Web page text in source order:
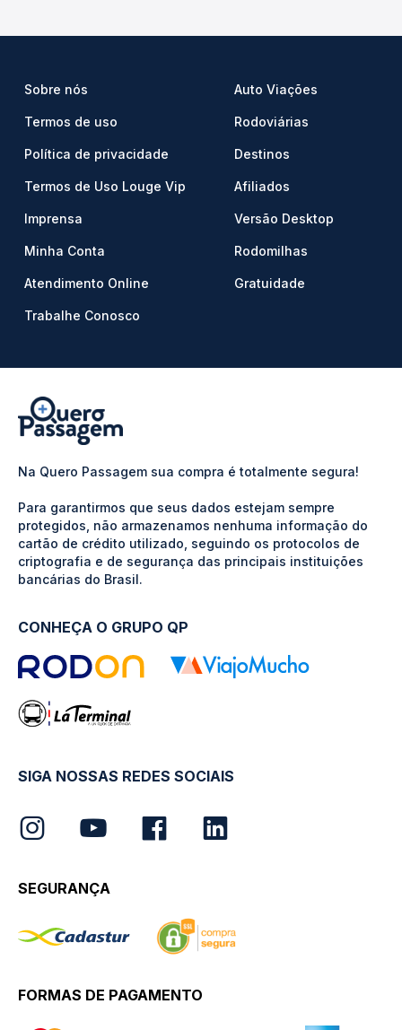
Sobre nós
Termos de uso
Política de privacidade
Termos de Uso Louge Vip
Imprensa
Minha Conta
Atendimento Online
Trabalhe Conosco
Auto Viações
Rodoviárias
Destinos
Afiliados
Versão Desktop
Rodomilhas
Gratuidade
Na Quero Passagem sua compra é totalmente segura!
Para garantirmos que seus dados estejam sempre
protegidos, não armazenamos nenhuma informação do
cartão de crédito utilizado, seguindo os protocolos de
criptografia e de segurança das principais instituições
bancárias do Brasil.
CONHEÇA O GRUPO QP
SIGA NOSSAS REDES SOCIAIS
SEGURANÇA
FORMAS DE PAGAMENTO